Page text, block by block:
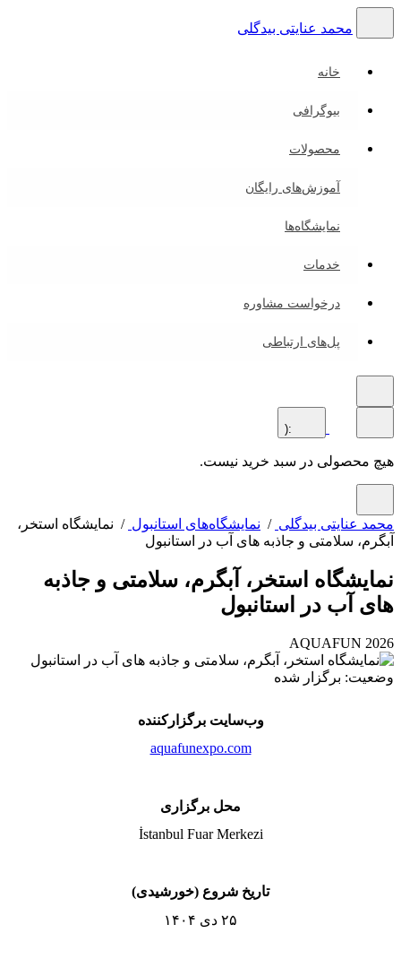
محمد عنایتی بیدگلی
خانه
بیوگرافی
محصولات
آموزش‌های رایگان
نمایشگاه‌ها
خدمات
درخواست مشاوره
پل‌های ارتباطی
محصولی در سبد خرید نیست.
عنایتی بیدگلی/نمایشگاه‌های استانبول/ نمایشگاه استخر،
سلامتی و جاذبه های آب در استانبول
استخر، آبگرم، سلامتی و جاذبه
آب در استانبول
AQUAFUN
برگزار شده
وب‌سایت برگزارکننده
aquafunexpo.com
محل برگزاری
İstanbul Fuar Merkezi
تاریخ شروع (خورشیدی)